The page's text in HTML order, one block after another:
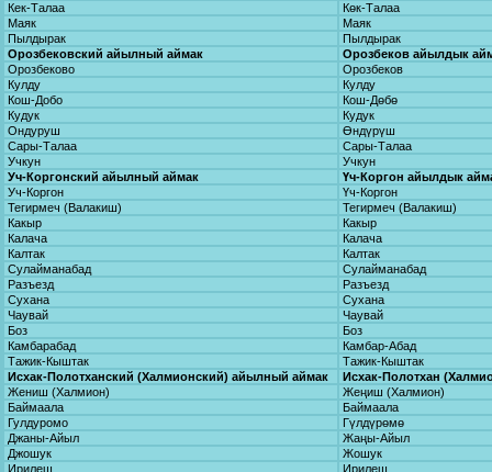
Кек-Талаа
Көк-Талаа
Маяк
Маяк
Пылдырак
Пылдырак
Орозбековский айылный аймак
Орозбеков айылдык
Орозбеково
Орозбеков
Кулду
Кулду
Кош-Добо
Кош-Дөбө
Кудук
Кудук
Ондуруш
Өндүрүш
Сары-Талаа
Сары-Талаа
Учкун
Учкун
Уч-Коргонский айылный аймак
Үч-Коргон айылдык
Уч-Коргон
Үч-Коргон
Тегирмеч (Валакиш)
Тегирмеч (Валакиш)
Какыр
Какыр
Калача
Калача
Калтак
Калтак
Сулайманабад
Сулайманабад
Разъезд
Разъезд
Сухана
Сухана
Чаувай
Чаувай
Боз
Боз
Камбарабад
Камбар-Абад
Тажик-Кыштак
Тажик-Кыштак
Исхак-Полотханский (Халмионский) айылный аймак
Исхак-Полотхан
Жениш (Халмион)
Жеңиш (Халмион)
Баймаала
Баймаала
Гулдуромо
Гүлдүрөмө
Джаны-Айыл
Жаңы-Айыл
Джошук
Жошук
Ирилеш
Ирилеш